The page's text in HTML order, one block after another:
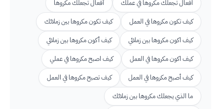
افعال تجعلك مكروها في عملك
أفعال تجعلك مكروها
كيف تكون مكروها في العمل
كيف تكون مكروها بين زملائك
كيف اكون مكروها بين زملائي
كيف أكون مكروها بين زملائي
كيف اكون مكروها في العمل
كيف اصبح مكروها في عملي
كيف أصبح مكروها في العمل
كيف تصبح مكروها في العمل
ما الذي يجعلك مكروها بين زملائك